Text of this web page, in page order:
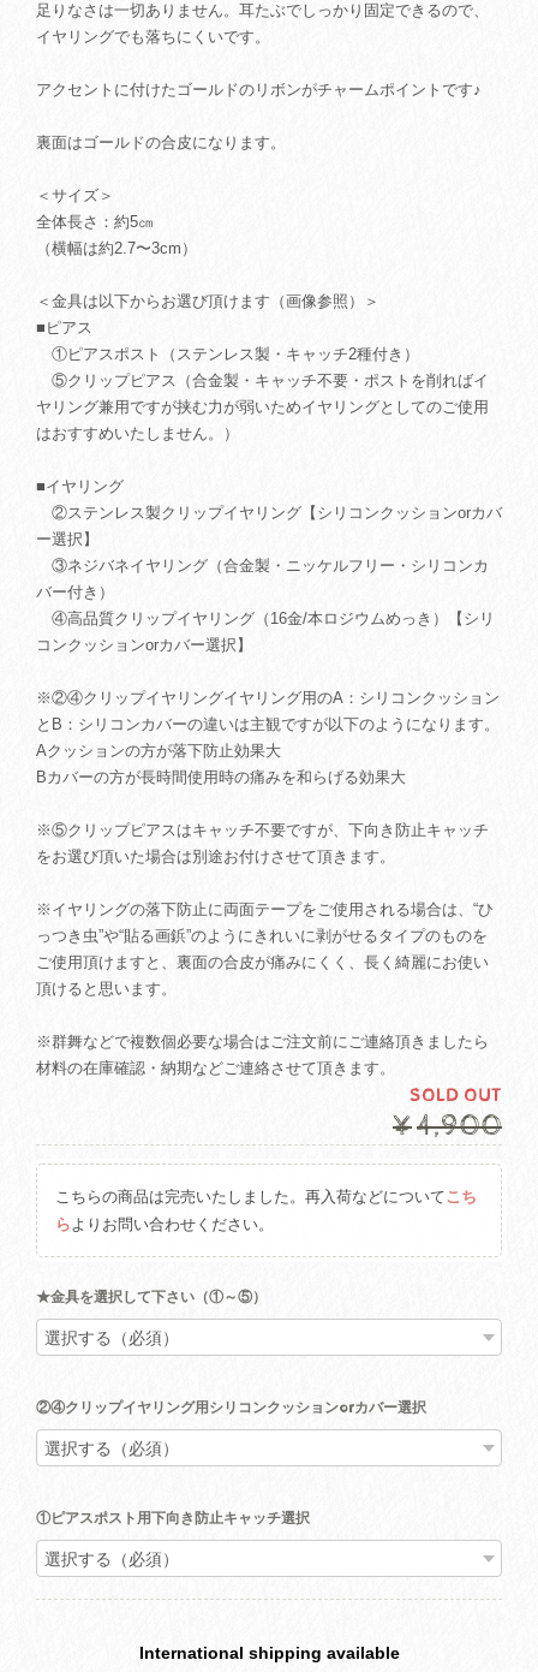
足りなさは一切ありません。耳たぶでしっかり固定できるので、
イヤリングでも落ちにくいです。
アクセントに付けたゴールドのリボンがチャームポイントです♪
裏面はゴールドの合皮になります。
＜サイズ＞
全体長さ：約5㎝
（横幅は約2.7〜3cm）
＜金具は以下からお選び頂けます（画像参照）＞
■ピアス
①ピアスポスト（ステンレス製・キャッチ2種付き）
⑤クリップピアス（合金製・キャッチ不要・ポストを削ればイ
ヤリング兼用ですが挟む力が弱いためイヤリングとしてのご使用
はおすすめいたしません。）
■イヤリング
②ステンレス製クリップイヤリング【シリコンクッションorカバ
ー選択】
③ネジバネイヤリング（合金製・ニッケルフリー・シリコンカ
バー付き）
④高品質クリップイヤリング（16金/本ロジウムめっき）【シリ
コンクッションorカバー選択】
※②④クリップイヤリングイヤリング用のA：シリコンクッション
とB：シリコンカバーの違いは主観ですが以下のようになります。
Aクッションの方が落下防止効果大
Bカバーの方が長時間使用時の痛みを和らげる効果大
※⑤クリップピアスはキャッチ不要ですが、下向き防止キャッチ
をお選び頂いた場合は別途お付けさせて頂きます。
※イヤリングの落下防止に両面テープをご使用される場合は、“ひ
っつき虫”や“貼る画鋲”のようにきれいに剥がせるタイプのものを
ご使用頂けますと、裏面の合皮が痛みにくく、長く綺麗にお使い
頂けると思います。
※群舞などで複数個必要な場合はご注文前にご連絡頂きましたら
材料の在庫確認・納期などご連絡させて頂きます。
SOLD OUT
¥4,900
こちらの商品は完売いたしました。再入荷などについてこち
らよりお問い合わせください。
★金具を選択して下さい（①～⑤）
②④クリップイヤリング用シリコンクッションorカバー選択
①ピアスポスト用下向き防止キャッチ選択
International shipping available